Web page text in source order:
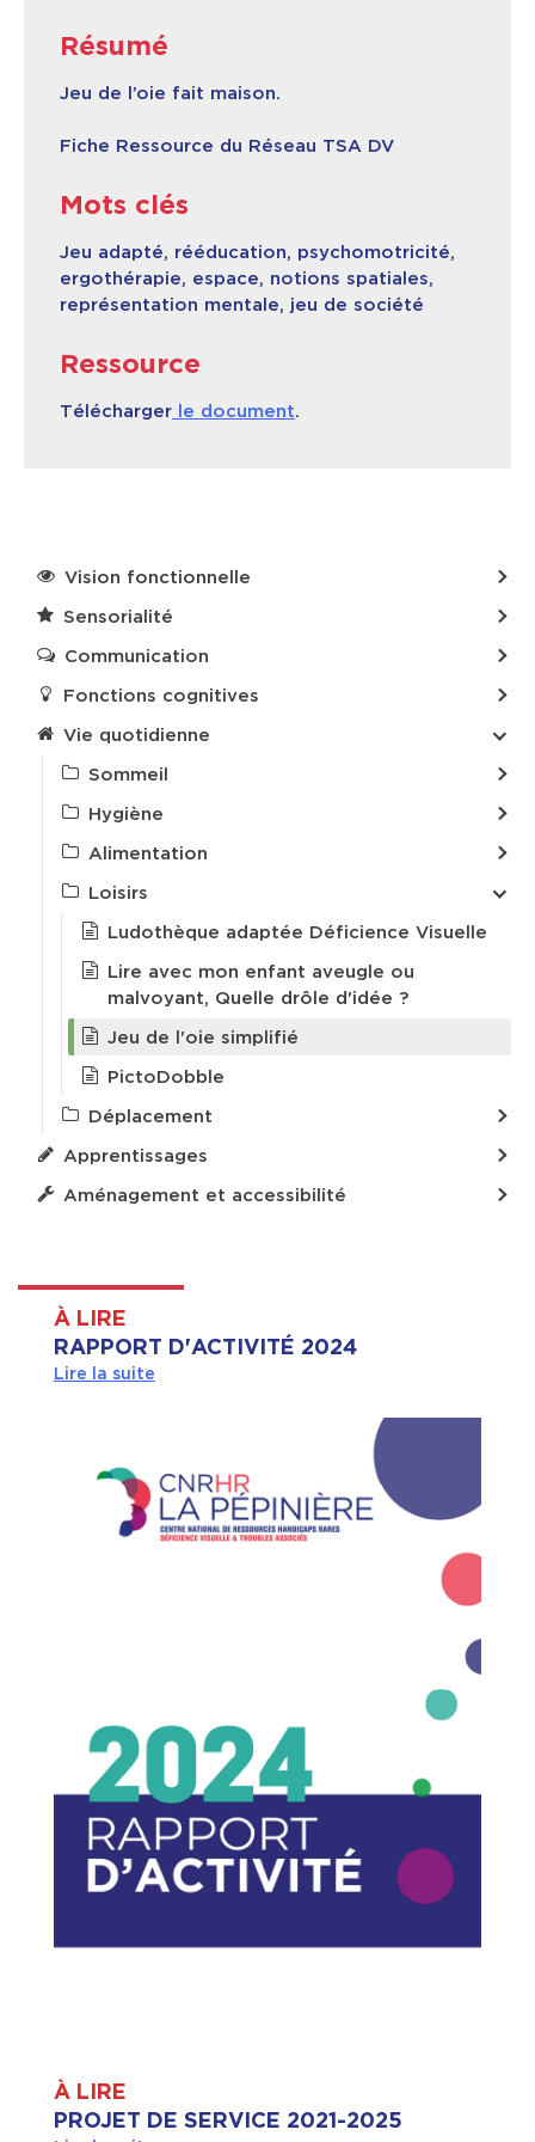
Contact & Accès
Résumé
Jeu de l’oie fait maison.
Fiche Ressource du Réseau TSA DV
Mots clés
Jeu adapté, rééducation, psychomotricité,
ergothérapie, espace, notions spatiales,
représentation mentale, jeu de société
Ressource
Télécharger le document.
Vision fonctionnelle
Sensorialité
Communication
Fonctions cognitives
Vie quotidienne
Sommeil
Hygiène
Alimentation
Loisirs
Ludothèque adaptée Déficience Visuelle
Lire avec mon enfant aveugle ou
malvoyant, Quelle drôle d'idée ?
Jeu de l'oie simplifié
PictoDobble
Déplacement
Apprentissages
Aménagement et accessibilité
À LIRE
RAPPORT D'ACTIVITÉ 2024
Lire la suite
À LIRE
PROJET DE SERVICE 2021-2025